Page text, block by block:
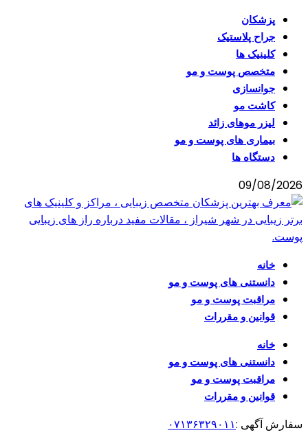
پزشکان
جراح پلاستیک
کلینیک ها
متخصص پوست و مو
جوانسازی
کاشت مو
لیزر موهای زائد
بیماری های پوست و مو
دستگاه ها
09/08/2026
خانه
دانستنی های پوست و مو
مراقبت پوست و مو
قوانین و مقررات
خانه
دانستنی های پوست و مو
مراقبت پوست و مو
قوانین و مقررات
سفارش آگهی :۰۷۱۳۶۳۲۹۰۱۱